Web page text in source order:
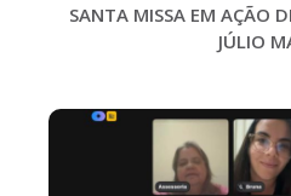
SANTA MISSA EM AÇÃO
JÚLIO